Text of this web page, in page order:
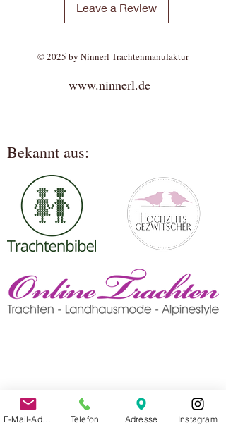
Leave a Review
© 2025 by Ninnerl Trachtenmanufaktur
www.ninnerl.de
Bekannt aus:
E-Mail-Adresse Telefon Adresse Instagram